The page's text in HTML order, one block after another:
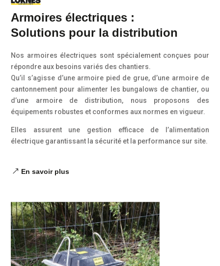
Armoires électriques :
Solutions pour la distribution
Nos armoires électriques sont spécialement conçues pour
répondre aux besoins variés des chantiers.
Qu’il s’agisse d’une armoire pied de grue, d’une armoire de
cantonnement pour alimenter les bungalows de chantier, ou
d’une armoire de distribution, nous proposons des
équipements robustes et conformes aux normes en vigueur.
Elles assurent une gestion efficace de l’alimentation
électrique garantissant la sécurité et la performance sur site.
En savoir plus